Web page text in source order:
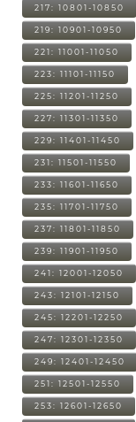
217: 10801-10850
219: 10901-10950
221: 11001-11050
223: 11101-11150
225: 11201-11250
227: 11301-11350
229: 11401-11450
231: 11501-11550
233: 11601-11650
235: 11701-11750
237: 11801-11850
239: 11901-11950
241: 12001-12050
243: 12101-12150
245: 12201-12250
247: 12301-12350
249: 12401-12450
251: 12501-12550
253: 12601-12650